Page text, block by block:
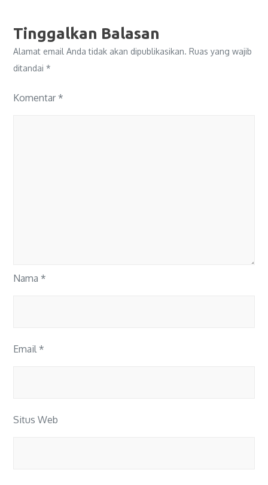
Tinggalkan Balasan
Alamat email Anda tidak akan dipublikasikan. Ruas yang wajib
ditandai*
Komentar *
Nama *
Email *
Situs Web